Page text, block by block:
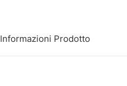
Informazioni Prodotto